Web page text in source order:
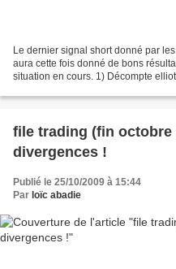
Le dernier signal short donné par
aura cette fois donné de bons
situation en cours. 1) Décompte
file trading (fin octobre
divergences !
Publié le 25/10/2009 à 15:44
Par loïc abadie